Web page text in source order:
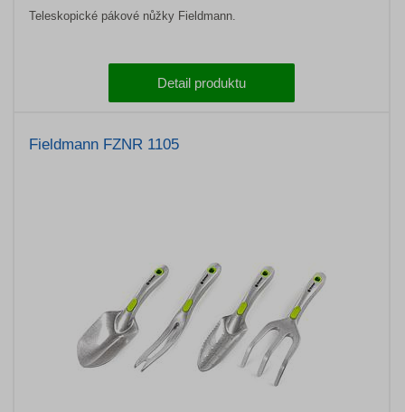
Teleskopické pákové nůžky Fieldmann.
Detail produktu
Fieldmann FZNR 1105